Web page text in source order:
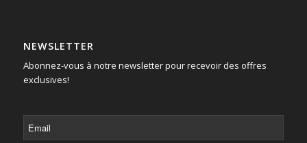
NEWSLETTER
Abonnez-vous à notre newsletter pour recevoir des offres
exclusives!